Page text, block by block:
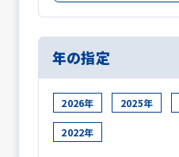
年の指定
2026年 2025年
2022年